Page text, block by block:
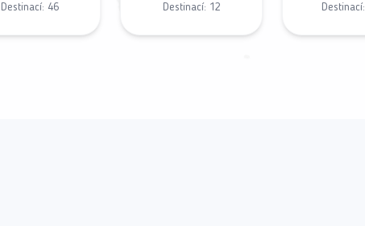
Destinací: 46 Destinací: 12 Destinací: